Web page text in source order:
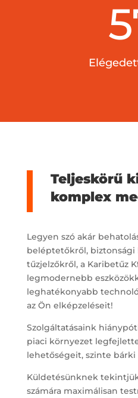
Teljeskörű
komplex
Legyen szó akár
beléptetőkről, biztonsági
tűzjelzőkről, a Karibetűz
legmodernebb
leghatékonyabb
az Ön elképzeléseit!
Szolgáltatásaink
piaci környezet
lehetőségeit, szinte bárki
Küldetésünknek
számára maximálisan